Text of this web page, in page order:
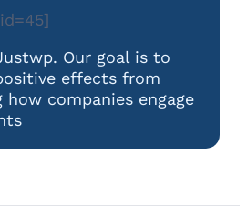
Our goal is to
effects from
companies engage